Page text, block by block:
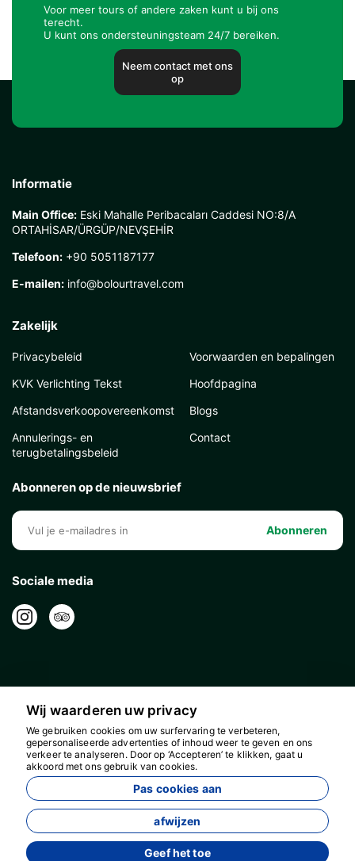
Voor meer tours of andere zaken kunt u bij ons
terecht.
U kunt ons ondersteuningsteam 24/7 bereiken.
Neem contact met ons
op
Informatie
Main Office: Eski Mahalle Peribacaları Caddesi NO:8/A
ORTAHİSAR/ÜRGÜP/NEVŞEHİR
Telefoon: +90 5051187177
E-mailen: info@bolourtravel.com
Zakelijk
Privacybeleid
KVK Verlichting Tekst
Afstandsverkoopovereenkomst
Annulerings- en
terugbetalingsbeleid
Voorwaarden en bepalingen
Hoofdpagina
Blogs
Contact
Abonneren op de nieuwsbrief
Abonneren
Sociale media
Bolour Travel Agency - 16596
Ontwikkeld door
Wij waarderen uw privacy
We gebruiken cookies om uw surfervaring te verbeteren,
gepersonaliseerde advertenties of inhoud weer te geven en ons
verkeer te analyseren. Door op ‘Accepteren’ te klikken, gaat u
akkoord met ons gebruik van cookies.
Pas cookies aan
afwijzen
Geef het toe